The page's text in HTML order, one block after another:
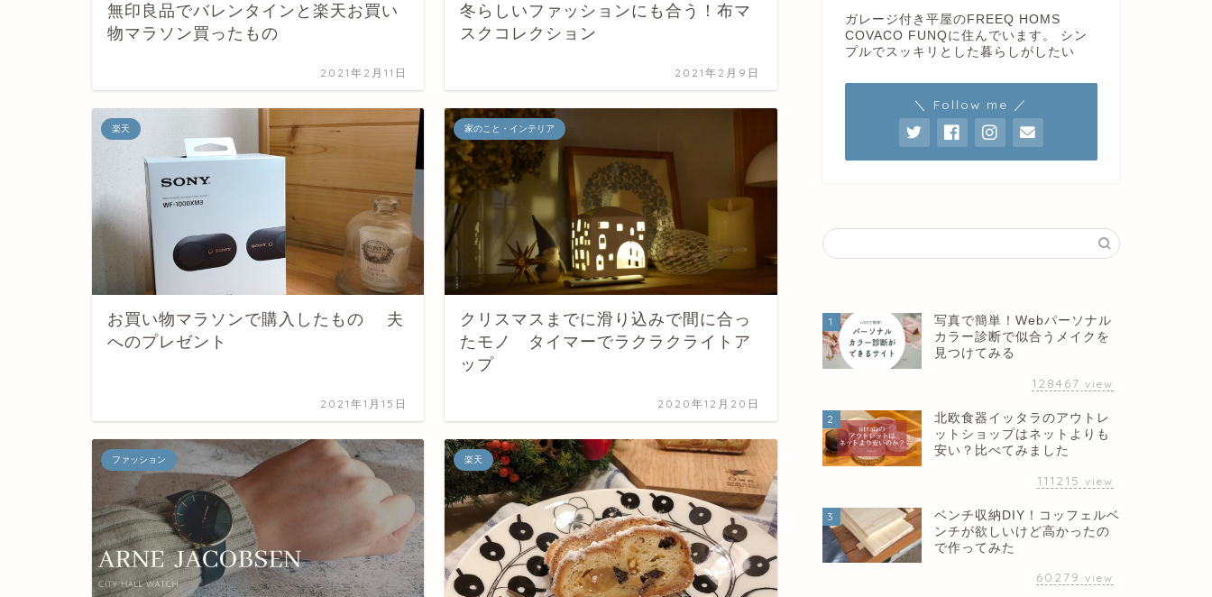
無印良品でバレンタインと楽天お買い
物マラソン買ったもの
2021年2月11日
冬らしいファッションにも合う！布マ
スクコレクション
2021年2月9日
楽天
お買い物マラソンで購入したもの 夫
へのプレゼント
2021年1月15日
家のこと・インテリア
クリスマスまでに滑り込みで間に合っ
たモノ タイマーでラクラクライトア
ップ
2020年12月20日
ファッション 楽天
ガレージ付き平屋のFREEQ HOMS
COVACO FUNQに住んでいます。 シン
プルでスッキリとした暮らしがしたい
＼ Follow me ／
1
写真で簡単！Webパーソナル
カラー診断で似合うメイクを
見つけてみる
128467 view
2
北欧食器イッタラのアウトレ
ットショップはネットよりも
安い？比べてみました
111215 view
3
ベンチ収納DIY！コッフェルベ
ンチが欲しいけど高かったの
で作ってみた
60279 view